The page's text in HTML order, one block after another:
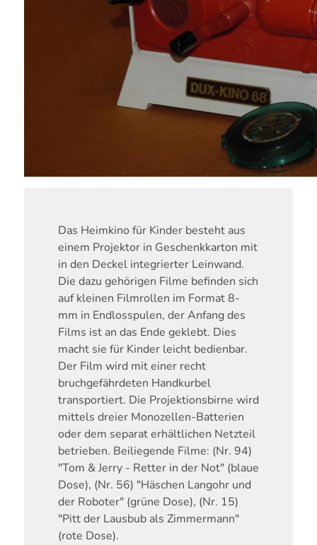
Das Heimkino für Kinder besteht aus
einem Projektor in Geschenkkarton mit
in den Deckel integrierter Leinwand.
Die dazu gehörigen Filme befinden sich
auf kleinen Filmrollen im Format 8-
mm in Endlosspulen, der Anfang des
Films ist an das Ende geklebt. Dies
macht sie für Kinder leicht bedienbar.
Der Film wird mit einer recht
bruchgefährdeten Handkurbel
transportiert. Die Projektionsbirne wird
mittels dreier Monozellen-Batterien
oder dem separat erhältlichen Netzteil
betrieben. Beiliegende Filme: (Nr. 94)
"Tom & Jerry - Retter in der Not" (blaue
Dose), (Nr. 56) "Häschen Langohr und
der Roboter" (grüne Dose), (Nr. 15)
"Pitt der Lausbub als Zimmermann"
(rote Dose).